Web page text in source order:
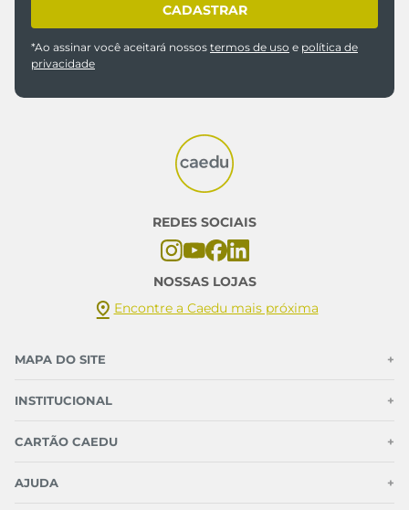
CADASTRAR
*Ao assinar você aceitará nossos termos de uso e política de
privacidade
REDES SOCIAIS
NOSSAS LOJAS
Encontre a Caedu mais próxima
MAPA DO SITE +
INSTITUCIONAL +
CARTÃO CAEDU +
AJUDA +